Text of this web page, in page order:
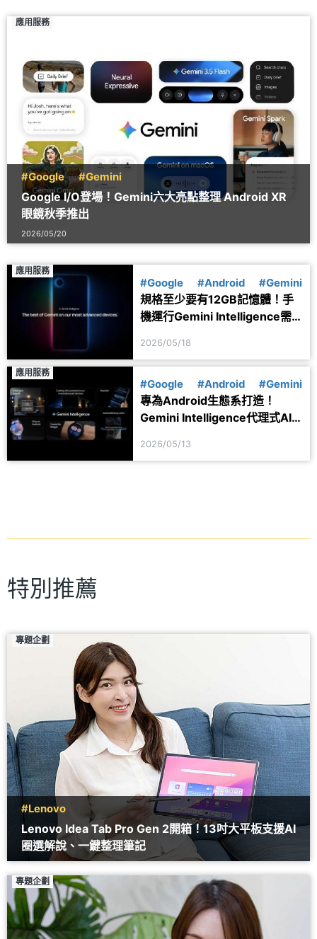
應用服務
#Google #Gemini
Google I/O登場！Gemini六大亮點整理 Android XR
眼鏡秋季推出
2026/05/20
應用服務
#Google #Android #Gemini
規格至少要有12GB記憶體！手
機運行Gemini Intelligence需
2026/05/18
應用服務
#Google #Android #Gemini
專為Android生態系打造！
Gemini Intelligence代理式AI
2026/05/13
特別推薦
專題企劃
#Lenovo
Lenovo Idea Tab Pro Gen 2開箱！13吋大平板支援AI
圈選解說、一鍵整理筆記
專題企劃